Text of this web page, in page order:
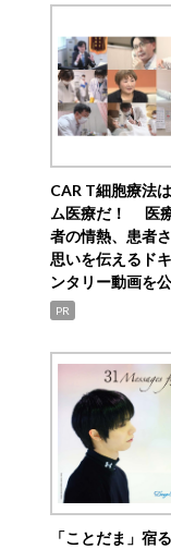
CAR T細胞療法
ム医療だ！ 医
者の情熱、患者
思いを伝えるド
ンタリー動画を
PR
「ことだま」宿